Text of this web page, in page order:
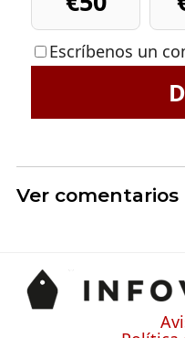
Escríbenos un
Ver comentarios